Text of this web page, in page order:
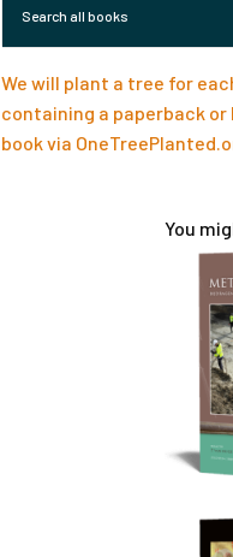
Search all books
We will plant a tree for
containing a paperback or
book via
You